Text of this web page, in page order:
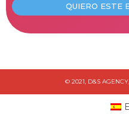
QUIERO ESTE
© 2021, D&S